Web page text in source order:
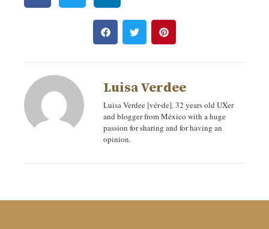
Luisa Verdee
Luisa Verdee [vér‧de]. 32 years old UXer
and blogger from México with a huge
passion for sharing and for having an
opinion.